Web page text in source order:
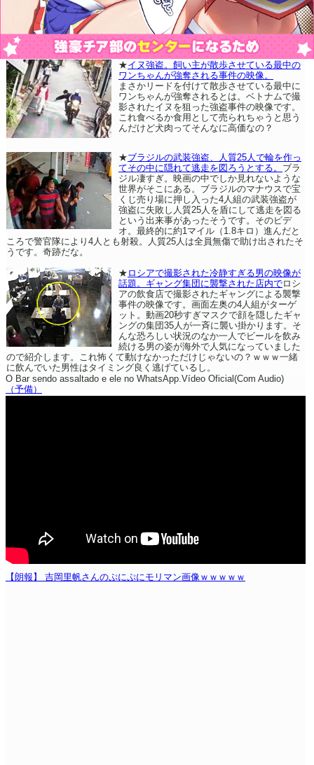
★イヌ強盗。飼い主が散歩させている最中の
ワンちゃんが強奪される事件の映像。
まさかリードを付けて散歩させている最中に
ワンちゃんが強奪されるとは。ベトナムで撮
影されたイヌを狙った強盗事件の映像です。
これ食べるか食用として売られちゃうと思う
んだけど犬肉ってそんなに高価なの？
★ブラジルの武装強盗、人質25人で輪を作っ
てその中に隠れて逃走を図ろうとする。 ブラ
ジル凄すぎ。映画の中でしか見れないような
世界がそこにある。ブラジルのマナウスで宝
くじ売り場に押し入った4人組の武装強盗が
強盗に失敗し人質25人を盾にして逃走を図る
という出来事があったそうです。そのビデ
オ。最終的に約1マイル（1.8キロ）進んだと
ころで警官隊により4人とも射殺。人質25人は全員無傷で助け出されたそ
うです。奇跡だな。
★ ロシアで撮影された冷静すぎる男の映像が
話題。ギャング集団に襲撃された店内でロシ
アの飲食店で撮影されたギャングによる襲撃
事件の映像です。画面左奥の4人組がターゲ
ット。動画20秒すぎマスクで顔を隠したギャ
ングの集団35人が一斉に襲い掛かります。そ
んな恐ろしい状況のなか一人でビールを飲み
続ける男の姿が海外で人気になっていました
ので紹介します。これ怖くて動けなかっただけじゃないの？ｗｗｗ一緒
に飲んでいた男性はタイミング良く逃げているし。
O Bar sendo assaltado e ele no WhatsApp.Vídeo Oficial(Com Audio)
（予備）
【朗報】 吉岡里帆さんのぷにぷにモリマン画像ｗｗｗｗｗ